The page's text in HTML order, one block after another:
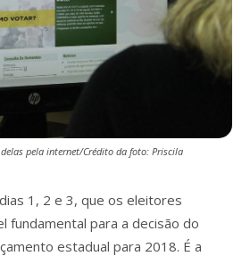
pela internet/Crédito da foto: Priscila
1, 2 e 3, que os eleitores
fundamental para a decisão do
estadual para 2018. É a